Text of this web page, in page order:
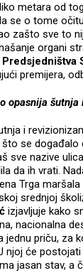
metara od
se o tome
zašto sve to
organi
premijera,
opasnija šutnja
i
se događalo
sve nazive
da ih vrati.
Trga
srednjoj
izjavljuje kako
nacionalna
priču, za
će
jasan stav, a